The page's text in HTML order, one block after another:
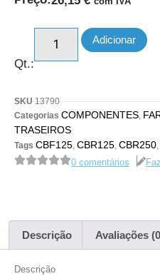
Qt.:
Adicionar
SKU 13790
Categorias COMPONENTES,
TRASEIROS
Tags CBF125, CBR125, CBR250,
0 comentários
Descrição Avaliações
Descrição